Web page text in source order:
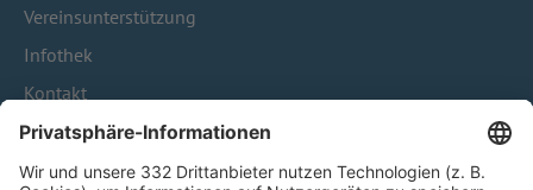
Vereinsunterstützung
Infothek
Kontakt
HÄUFIG BESUCHTE SEITEN